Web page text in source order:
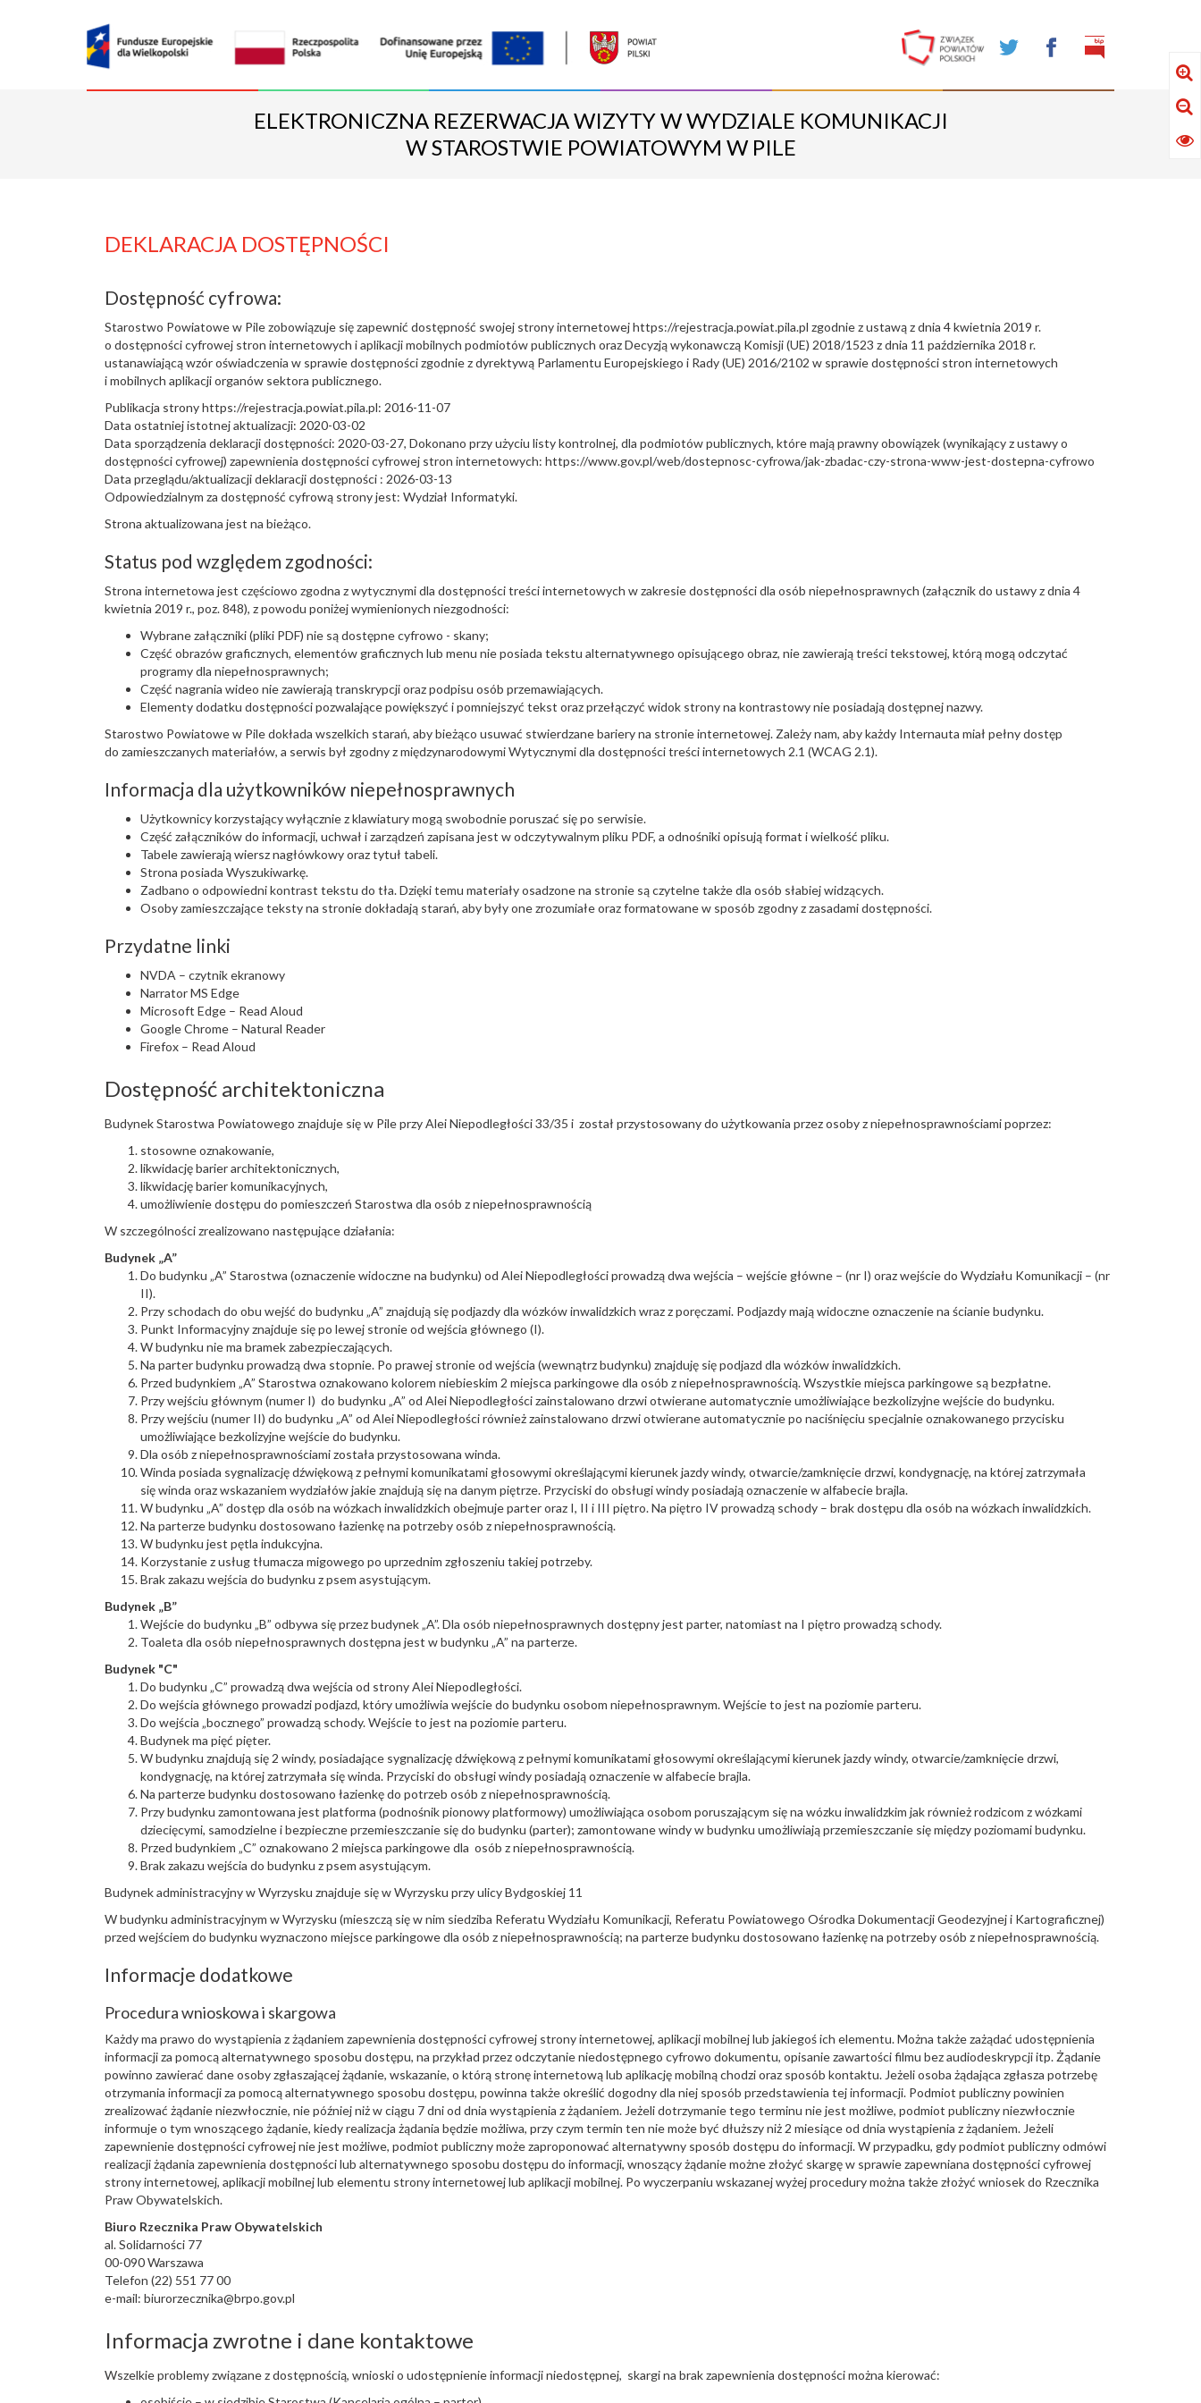
ELEKTRONICZNA REZERWACJA WIZYTY W WYDZIALE KOMUNIKACJI
W STAROSTWIE POWIATOWYM W PILE
DEKLARACJA DOSTĘPNOŚCI
Dostępność cyfrowa:
Starostwo Powiatowe w Pilezobowiązuje się zapewnić dostępność swojej strony internetowejhttps://rejestracja.powiat.pila.pl zgodnie z ustawą z dnia 4 kwietnia 2019 r.
o dostępności cyfrowej stron internetowych i aplikacji mobilnych podmiotów publicznych oraz Decyzją wykonawczą Komisji (UE) 2018/1523 z dnia 11 października 2018 r.
ustanawiającą wzór oświadczenia w sprawie dostępności zgodnie z dyrektywą Parlamentu Europejskiego i Rady (UE) 2016/2102 w sprawie dostępności stron internetowych
i mobilnych aplikacji organów sektora publicznego.
Publikacja stronyhttps://rejestracja.powiat.pila.pl: 2016-11-07
Data ostatniej istotnej aktualizacji: 2020-03-02
Data sporządzenia deklaracji dostępności: 2020-03-27, Dokonano przy użyciu listy kontrolnej, dla podmiotów publicznych, które mają prawny obowiązek (wynikający z ustawy o
dostępności cyfrowej) zapewnienia dostępności cyfrowej stron internetowych: https://www.gov.pl/web/dostepnosc-cyfrowa/jak-zbadac-czy-strona-www-jest-dostepna-cyfrowo
Data przeglądu/aktualizacji deklaracji dostępności : 2026-03-13
Odpowiedzialnym za dostępność cyfrową strony jest: Wydział Informatyki.
Strona aktualizowana jest na bieżąco.
Status pod względem zgodności:
Strona internetowa jest częściowo zgodna z wytycznymi dla dostępności treści internetowych w zakresie dostępności dla osób niepełnosprawnych (załącznik do ustawy z dnia 4
kwietnia 2019 r., poz. 848), z powodu poniżej wymienionych niezgodności:
Wybrane załączniki (pliki PDF) nie są dostępne cyfrowo - skany;
Część obrazów graficznych, elementów graficznych lub menu nie posiada tekstu alternatywnego opisującego obraz, nie zawierają treści tekstowej, którą mogą odczytać
programy dla niepełnosprawnych;
Część nagrania wideo nie zawierają transkrypcji oraz podpisu osób przemawiających.
Elementy dodatku dostępności pozwalające powiększyć i pomniejszyć tekst oraz przełączyć widok strony na kontrastowy nie posiadają dostępnej nazwy.
Starostwo Powiatowe w Pile dokłada wszelkich starań, aby bieżąco usuwać stwierdzane bariery na stronie internetowej. Zależy nam, aby każdy Internauta miał pełny dostęp
do zamieszczanych materiałów, a serwis był zgodny z międzynarodowymi Wytycznymi dla dostępności treści internetowych 2.1 (WCAG 2.1).
Informacja dla użytkowników niepełnosprawnych
Użytkownicy korzystający wyłącznie z klawiatury mogą swobodnie poruszać się po serwisie.
Część załączników do informacji, uchwał i zarządzeń zapisana jest w odczytywalnym pliku PDF, a odnośniki opisują format i wielkość pliku.
Tabele zawierają wiersz nagłówkowy oraz tytuł tabeli.
Strona posiada Wyszukiwarkę.
Zadbano o odpowiedni kontrast tekstu do tła. Dzięki temu materiały osadzone na stronie są czytelne także dla osób słabiej widzących.
Osoby zamieszczające teksty na stronie dokładają starań, aby były one zrozumiałe oraz formatowane w sposób zgodny z zasadami dostępności.
Przydatne linki
NVDA – czytnik ekranowy
Narrator MS Edge
Microsoft Edge – Read Aloud
Google Chrome – Natural Reader
Firefox – Read Aloud
Dostępność architektoniczna
Budynek Starostwa Powiatowego znajduje się w Pile przy Alei Niepodległości 33/35 i został przystosowany do użytkowania przez osoby z niepełnosprawnościami poprzez:
stosowne oznakowanie,
likwidację barier architektonicznych,
likwidację barier komunikacyjnych,
umożliwienie dostępu do pomieszczeń Starostwa dla osób z niepełnosprawnością
W szczególności zrealizowano następujące działania:
Budynek „A”
Do budynku „A” Starostwa (oznaczenie widoczne na budynku) od Alei Niepodległości prowadzą dwa wejścia – wejście główne – (nr I) oraz wejście do Wydziału Komunikacji – (nr
II).
Przy schodach do obu wejść do budynku „A” znajdują się podjazdy dla wózków inwalidzkich wraz z poręczami. Podjazdy mają widoczne oznaczenie na ścianie budynku.
Punkt Informacyjny znajduje się po lewej stronie od wejścia głównego (I).
W budynku nie ma bramek zabezpieczających.
Na parter budynku prowadzą dwa stopnie. Po prawej stronie od wejścia (wewnątrz budynku) znajduję się podjazd dla wózków inwalidzkich.
Przed budynkiem „A” Starostwa oznakowano kolorem niebieskim 2 miejsca parkingowe dla osób z niepełnosprawnością. Wszystkie miejsca parkingowe są bezpłatne.
Przy wejściu głównym (numer I) do budynku „A” od Alei Niepodległości zainstalowano drzwi otwierane automatycznie umożliwiające bezkolizyjne wejście do budynku.
Przy wejściu (numer II) do budynku „A” od Alei Niepodległości również zainstalowano drzwi otwierane automatycznie po naciśnięciu specjalnie oznakowanego przycisku
umożliwiające bezkolizyjne wejście do budynku.
Dla osób z niepełnosprawnościami została przystosowana winda.
Winda posiada sygnalizację dźwiękową z pełnymi komunikatami głosowymi określającymi kierunek jazdy windy, otwarcie/zamknięcie drzwi, kondygnację, na której zatrzymała
się winda oraz wskazaniem wydziałów jakie znajdują się na danym piętrze. Przyciski do obsługi windy posiadają oznaczenie w alfabecie brajla.
W budynku „A” dostęp dla osób na wózkach inwalidzkich obejmuje parter oraz I, II i III piętro. Na piętro IV prowadzą schody – brak dostępu dla osób na wózkach inwalidzkich.
Na parterze budynku dostosowano łazienkę na potrzeby osób z niepełnosprawnością.
W budynku jest pętla indukcyjna.
Korzystanie z usług tłumacza migowego po uprzednim zgłoszeniu takiej potrzeby.
Brak zakazu wejścia do budynku z psem asystującym.
Budynek „B”
Wejście do budynku „B” odbywa się przez budynek „A”. Dla osób niepełnosprawnych dostępny jest parter, natomiast na I piętro prowadzą schody.
Toaleta dla osób niepełnosprawnych dostępna jest w budynku „A” na parterze.
Budynek "C"
Do budynku „C” prowadzą dwa wejścia od strony Alei Niepodległości.
Do wejścia głównego prowadzi podjazd, który umożliwia wejście do budynku osobom niepełnosprawnym. Wejście to jest na poziomie parteru.
Do wejścia „bocznego” prowadzą schody. Wejście to jest na poziomie parteru.
Budynek ma pięć pięter.
W budynku znajdują się 2 windy, posiadające sygnalizację dźwiękową z pełnymi komunikatami głosowymi określającymi kierunek jazdy windy, otwarcie/zamknięcie drzwi,
kondygnację, na której zatrzymała się winda. Przyciski do obsługi windy posiadają oznaczenie w alfabecie brajla.
Na parterze budynku dostosowano łazienkę do potrzeb osób z niepełnosprawnością.
Przy budynku zamontowana jest platforma (podnośnik pionowy platformowy) umożliwiająca osobom poruszającym się na wózku inwalidzkim jak również rodzicom z wózkami
dziecięcymi, samodzielne i bezpieczne przemieszczanie się do budynku (parter); zamontowane windy w budynku umożliwiają przemieszczanie się między poziomami budynku.
Przed budynkiem „C” oznakowano 2 miejsca parkingowe dla osób z niepełnosprawnością.
Brak zakazu wejścia do budynku z psem asystującym.
Budynek administracyjny w Wyrzysku znajduje się w Wyrzysku przy ulicy Bydgoskiej 11
W budynku administracyjnym w Wyrzysku (mieszczą się w nim siedziba Referatu Wydziału Komunikacji, Referatu Powiatowego Ośrodka Dokumentacji Geodezyjnej i Kartograficznej)
przed wejściem do budynku wyznaczono miejsce parkingowe dla osób z niepełnosprawnością; na parterze budynku dostosowano łazienkę na potrzeby osób z niepełnosprawnością.
Informacje dodatkowe
Procedura wnioskowa i skargowa
Każdy ma prawo do wystąpienia z żądaniem zapewnienia dostępności cyfrowej strony internetowej, aplikacji mobilnej lub jakiegoś ich elementu. Można także zażądać udostępnienia
informacji za pomocą alternatywnego sposobu dostępu, na przykład przez odczytanie niedostępnego cyfrowo dokumentu, opisanie zawartości filmu bez audiodeskrypcji itp. Żądanie
powinno zawierać dane osoby zgłaszającej żądanie, wskazanie, o którą stronę internetową lub aplikację mobilną chodzi oraz sposób kontaktu. Jeżeli osoba żądająca zgłasza potrzebę
otrzymania informacji za pomocą alternatywnego sposobu dostępu, powinna także określić dogodny dla niej sposób przedstawienia tej informacji. Podmiot publiczny powinien
zrealizować żądanie niezwłocznie, nie później niż w ciągu 7 dni od dnia wystąpienia z żądaniem. Jeżeli dotrzymanie tego terminu nie jest możliwe, podmiot publiczny niezwłocznie
informuje o tym wnoszącego żądanie, kiedy realizacja żądania będzie możliwa, przy czym termin ten nie może być dłuższy niż 2 miesiące od dnia wystąpienia z żądaniem. Jeżeli
zapewnienie dostępności cyfrowej nie jest możliwe, podmiot publiczny może zaproponować alternatywny sposób dostępu do informacji. W przypadku, gdy podmiot publiczny odmówi
realizacji żądania zapewnienia dostępności lub alternatywnego sposobu dostępu do informacji, wnoszący żądanie możne złożyć skargę w sprawie zapewniana dostępności cyfrowej
strony internetowej, aplikacji mobilnej lub elementu strony internetowej lub aplikacji mobilnej. Po wyczerpaniu wskazanej wyżej procedury można także złożyć wniosek do Rzecznika
Praw Obywatelskich.
Biuro Rzecznika Praw Obywatelskich
al. Solidarności 77
00-090 Warszawa
Telefon (22) 551 77 00
e-mail: biurorzecznika@brpo.gov.pl
Informacja zwrotne i dane kontaktowe
Wszelkie problemy związane z dostępnością, wnioski o udostępnienie informacji niedostępnej, skargi na brak zapewnienia dostępności można kierować: